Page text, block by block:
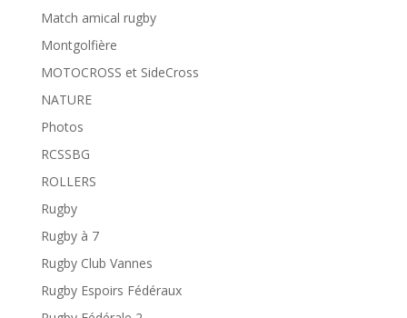
Match amical rugby
Montgolfière
MOTOCROSS et SideCross
NATURE
Photos
RCSSBG
ROLLERS
Rugby
Rugby à 7
Rugby Club Vannes
Rugby Espoirs Fédéraux